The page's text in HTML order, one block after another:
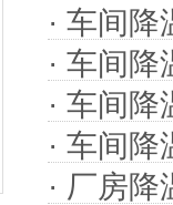
· 车间降
· 车间降
· 车间降
· 车间降
· 厂房降